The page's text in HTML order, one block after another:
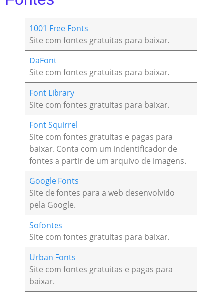
1001 Free Fonts
Site com fontes gratuitas para baixar.
DaFont
Site com fontes gratuitas para baixar.
Font Library
Site com fontes gratuitas para baixar.
Font Squirrel
Site com fontes gratuitas e pagas para
baixar. Conta com um indentificador de
fontes a partir de um arquivo de imagens.
Google Fonts
Site de fontes para a web desenvolvido
pela Google.
Sofontes
Site com fontes gratuitas para baixar.
Urban Fonts
Site com fontes gratuitas e pagas para
baixar.